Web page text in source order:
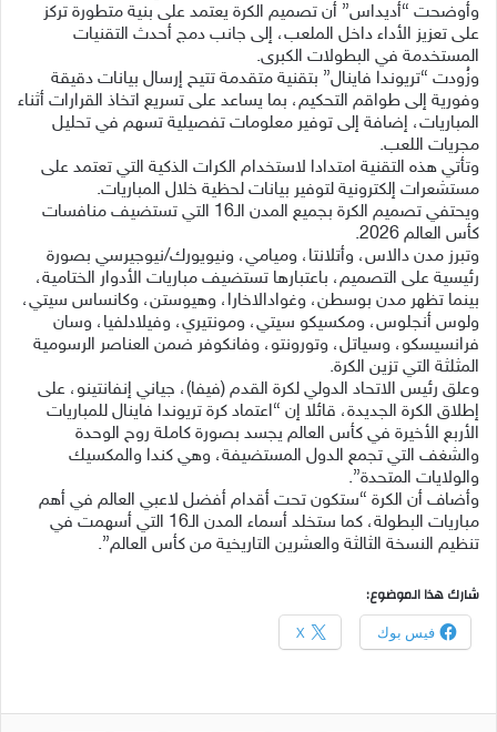
وأوضحت “أديداس” أن تصميم الكرة يعتمد على بنية متطورة تركز
على تعزيز الأداء داخل الملعب، إلى جانب دمج أحدث التقنيات
المستخدمة في البطولات الكبرى.
وزُودت “تريوندا فاينال” بتقنية متقدمة تتيح إرسال بيانات دقيقة
وفورية إلى طواقم التحكيم، بما يساعد على تسريع اتخاذ القرارات أثناء
المباريات، إضافة إلى توفير معلومات تفصيلية تسهم في تحليل
مجريات اللعب.
وتأتي هذه التقنية امتدادا لاستخدام الكرات الذكية التي تعتمد على
مستشعرات إلكترونية لتوفير بيانات لحظية خلال المباريات.
ويحتفي تصميم الكرة بجميع المدن الـ16 التي تستضيف منافسات
كأس العالم 2026.
وتبرز مدن دالاس، وأتلانتا، وميامي، ونيويورك/نيوجيرسي بصورة
رئيسية على التصميم، باعتبارها تستضيف مباريات الأدوار الختامية،
بينما تظهر مدن بوسطن، وغوادالاخارا، وهيوستن، وكانساس سيتي،
ولوس أنجلوس، ومكسيكو سيتي، ومونتيري، وفيلادلفيا، وسان
فرانسيسكو، وسياتل، وتورونتو، وفانكوفر ضمن العناصر الرسومية
المثلثة التي تزين الكرة.
وعلق رئيس الاتحاد الدولي لكرة القدم (فيفا)، جياني إنفانتينو، على
إطلاق الكرة الجديدة، قائلا إن “اعتماد كرة تريوندا فاينال للمباريات
الأربع الأخيرة في كأس العالم يجسد بصورة كاملة روح الوحدة
والشغف التي تجمع الدول المستضيفة، وهي كندا والمكسيك
والولايات المتحدة”.
وأضاف أن الكرة “ستكون تحت أقدام أفضل لاعبي العالم في أهم
مباريات البطولة، كما ستخلد أسماء المدن الـ16 التي أسهمت في
تنظيم النسخة الثالثة والعشرين التاريخية من كأس العالم”.
شارك هذا الموضوع:
فيس بوك X